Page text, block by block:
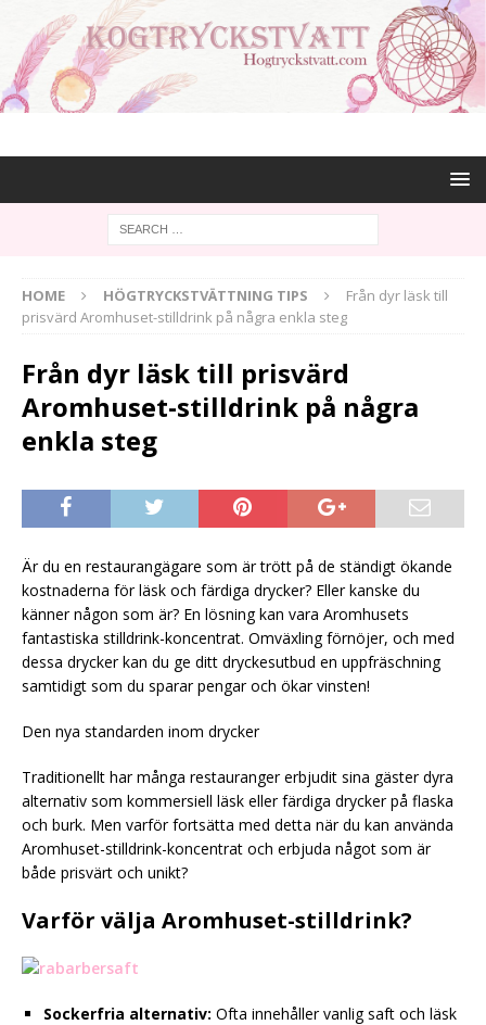
HOME HÖGTRYCKSTVÄTTNING TIPS
Från dyr läsk till
prisvärd Aromhuset-stilldrink på några enkla steg
Från dyr läsk till prisvärd
Aromhuset-stilldrink på några
enkla steg
Är du en restaurangägare som är trött på de ständigt ökande
kostnaderna för läsk och färdiga drycker? Eller kanske du
känner någon som är? En lösning kan vara Aromhusets
fantastiska stilldrink-koncentrat. Omväxling förnöjer, och med
dessa drycker kan du ge ditt dryckesutbud en uppfräschning
samtidigt som du sparar pengar och ökar vinsten!
Den nya standarden inom drycker
Traditionellt har många restauranger erbjudit sina gäster dyra
alternativ som kommersiell läsk eller färdiga drycker på flaska
och burk. Men varför fortsätta med detta när du kan använda
Aromhuset-stilldrink-koncentrat och erbjuda något som är
både prisvärt och unikt?
Varför välja Aromhuset-stilldrink?
Sockerfria alternativ: Ofta innehåller vanlig saft och läsk